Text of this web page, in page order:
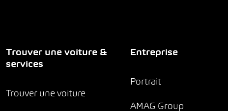
Trouver une voiture &
services
Trouver une voiture
Entreprise
Portrait
AMAG Group